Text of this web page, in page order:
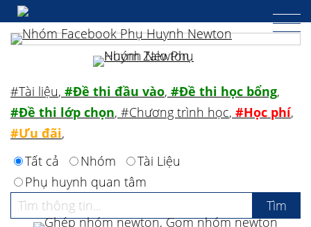
#Tài liệu, #Đề thi đầu vào, #Đề thi học bổng,
#Đề thi lớp chọn, #Chương trình học, #Học phí,
#Ưu đãi,
Tất cả
Nhóm
Tài Liệu
Phụ huynh quan tâm